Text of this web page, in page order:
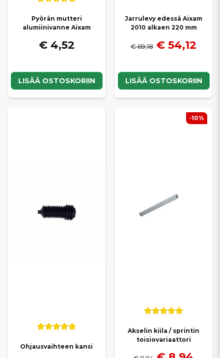
Pyörän mutteri
alumiinivanne Aixam
€ 4,52
LISÄÄ OSTOSKORIIN
Jarrulevy edessä Aixam
2010 alkaen 220 mm
€ 69,18 € 54,12
LISÄÄ OSTOSKORIIN
Ohjausvaihteen kansi
Akselin kiila / sprintin
toisiovariaattori
-10%